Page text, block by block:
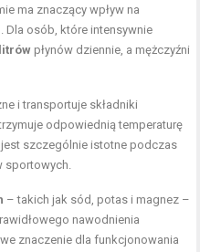
ma znaczący wpływ na
osób, które intensywnie
płynów dziennie, a mężczyźni
i transportuje składniki
odpowiednią temperaturę
szczególnie istotne podczas
sportowych.
– takich jak sód, potas i magnez –
nawodnienia
znaczenie dla funkcjonowania